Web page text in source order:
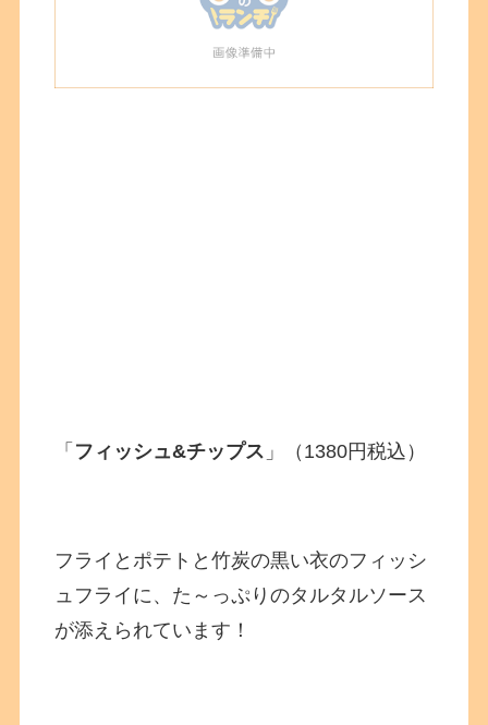
「 フィッシュ&チップス 」（1380円税込）
フライとポテトと竹炭の黒い衣のフィッシ
ュフライに、た～っぷりのタルタルソース
が添えられています！